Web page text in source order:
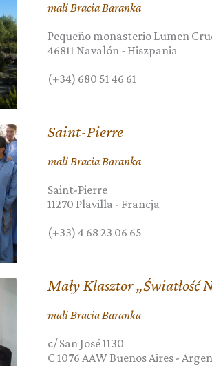
mali Bracia Baranka
Pequeño monasterio Lumen
46811 Navalón- Hiszpania
(+34) 680 51 46 61
Saint-Pierre
mali Bracia Baranka
Saint-Pierre
11270 Plavilla - Francja
(+33) 4 68 23 06 65
Mały Klasztor „Światłość
mali Bracia Baranka
c/ San José 1130
C 1076 AAW Buenos Aires-